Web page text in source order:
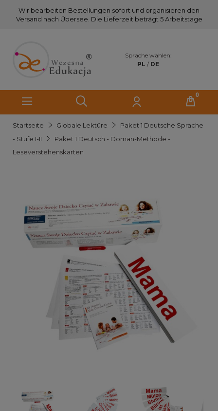
Wir bearbeiten Bestellungen sofort und organisieren den
Versand nach Übersee. Die Lieferzeit beträgt 5 Arbeitstage
Sprache wählen:
PL / DE
Startseite Globale Lektüre
Paket 1 Deutsche Sprache
- Stufe I-II
Paket 1 Deutsch - Doman-Methode -
Leseverstehenskarten